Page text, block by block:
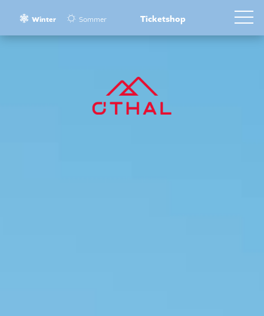
Winter Sommer Ticketshop